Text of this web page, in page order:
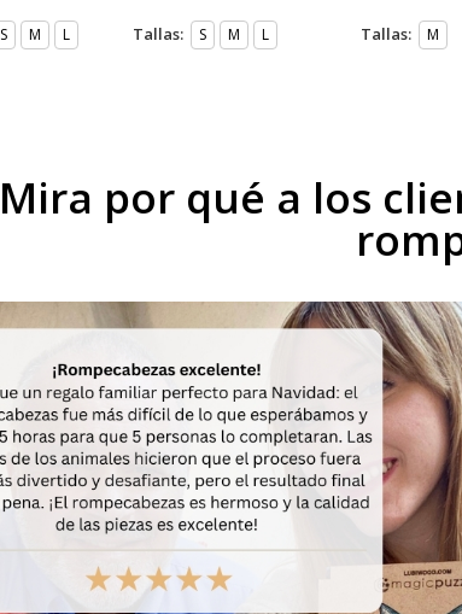
S M L Tallas: S M L Tallas: M
Mira por qué a los